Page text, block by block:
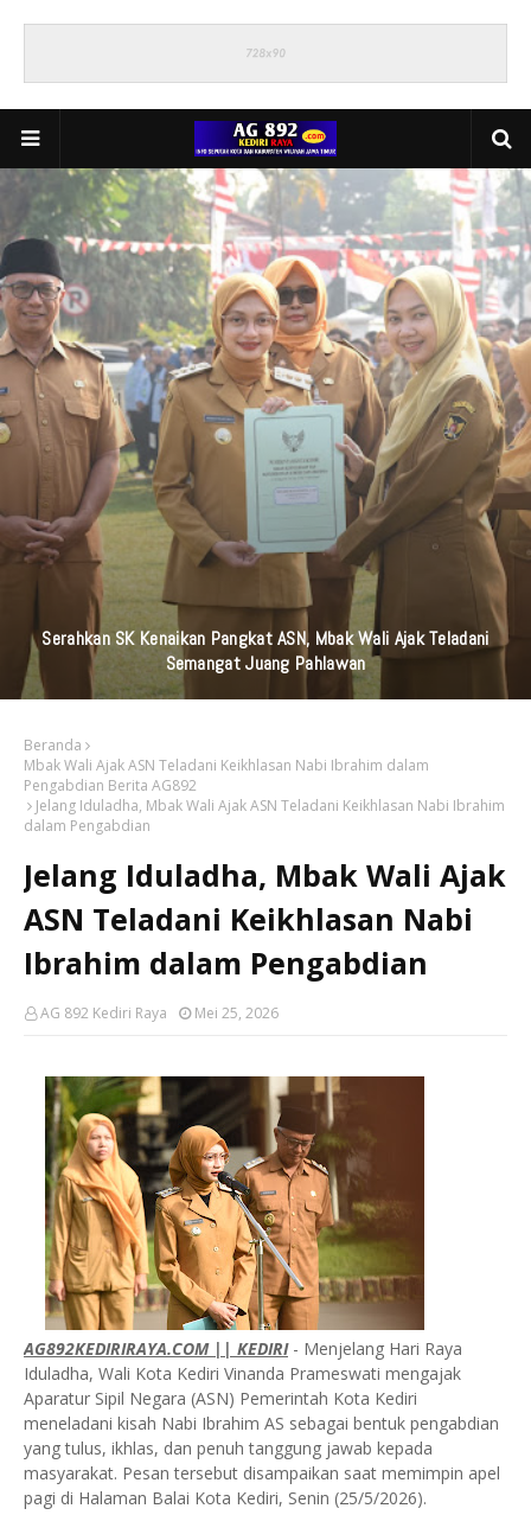
KAI Daop 7 Madiun Kembali Salurkan Bantuan TJSL Senilai
Ratusan Juta Untuk Infrastruktur, Pendidikan, Pelestarian
Budaya, Dan Disabilitas
Beranda
Mbak Wali Ajak ASN Teladani Keikhlasan Nabi Ibrahim dalam
Pengabdian Berita AG892
Jelang Iduladha, Mbak Wali Ajak ASN Teladani Keikhlasan Nabi Ibrahim
dalam Pengabdian
Jelang Iduladha, Mbak Wali Ajak
ASN Teladani Keikhlasan Nabi
Ibrahim dalam Pengabdian
AG 892 Kediri Raya Mei 25, 2026
AG892KEDIRIRAYA.COM || KEDIRI- Menjelang Hari Raya
Iduladha, Wali Kota Kediri Vinanda Prameswati mengajak
Aparatur Sipil Negara (ASN) Pemerintah Kota Kediri
meneladani kisah Nabi Ibrahim AS sebagai bentuk pengabdian
yang tulus, ikhlas, dan penuh tanggung jawab kepada
masyarakat. Pesan tersebut disampaikan saat memimpin apel
pagi di Halaman Balai Kota Kediri, Senin (25/5/2026).